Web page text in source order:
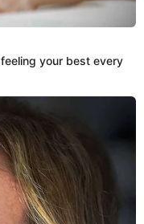
Netflix